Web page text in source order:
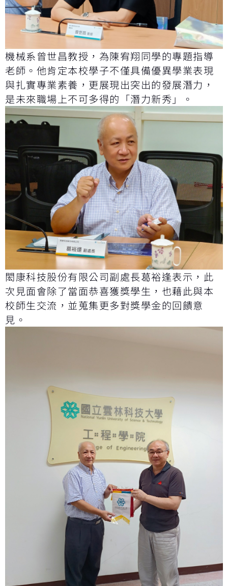
機械系曾世昌教授，為陳宥翔同學的專題指導
老師。他肯定本校學子不僅具備優異學業表現
與扎實專業素養，更展現出突出的發展潛力，
是未來職場上不可多得的「潛力新秀」。
閎康科技股份有限公司副處長葛裕逢表示，此
次見面會除了當面恭喜獲獎學生，也藉此與本
校師生交流，並蒐集更多對獎學金的回饋意
見。